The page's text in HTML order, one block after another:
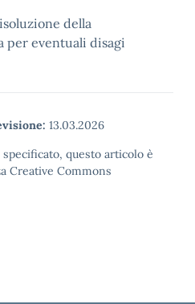
della
per eventuali disagi
13.03.2026
questo articolo è
Creative Commons